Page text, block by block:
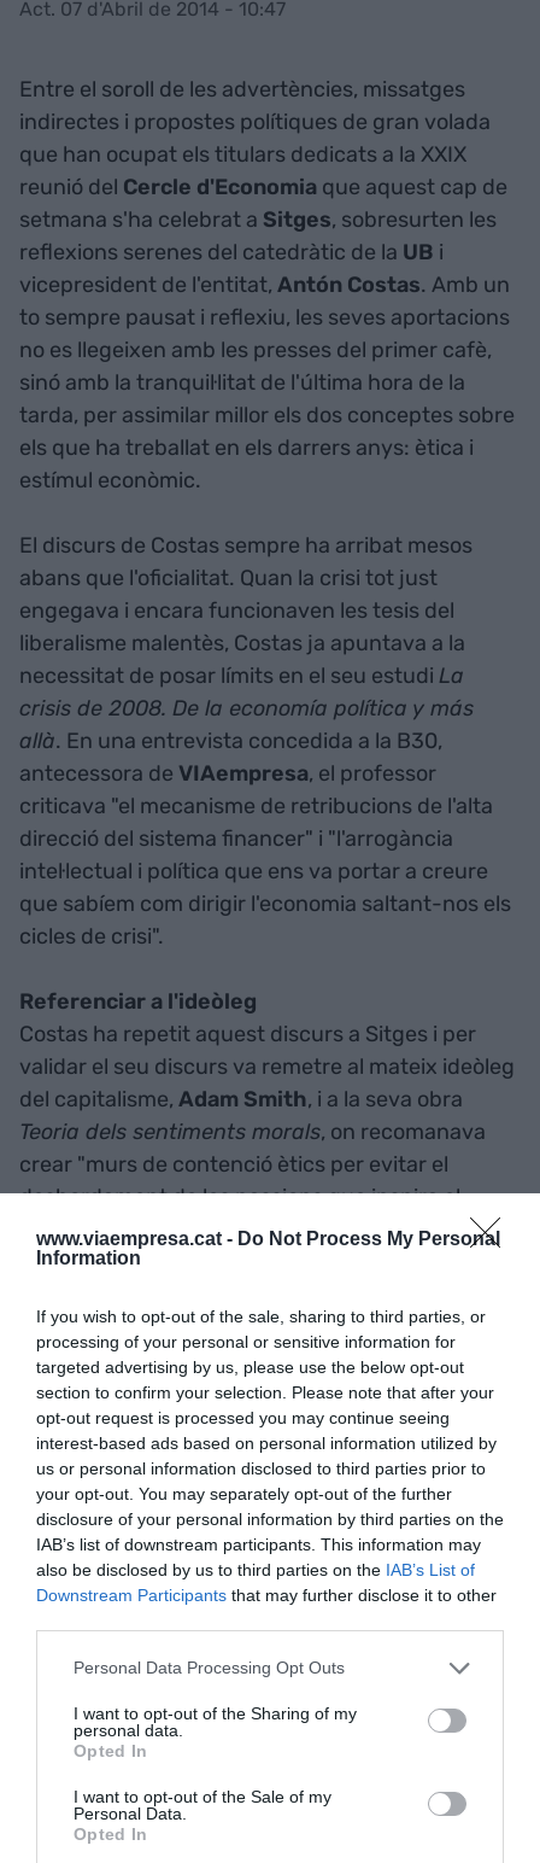
www.viaempresa.cat - Do Not Process My Personal
Information
If you wish to opt-out of the sale, sharing to third parties, or
processing of your personal or sensitive information for
targeted advertising by us, please use the below opt-out
section to confirm your selection. Please note that after your
opt-out request is processed you may continue seeing
interest-based ads based on personal information utilized by
us or personal information disclosed to third parties prior to
your opt-out. You may separately opt-out of the further
disclosure of your personal information by third parties on the
IAB’s list of downstream participants. This information may
also be disclosed by us to third parties on the IAB’s List of
Downstream Participants that may further disclose it to other
Personal Data Processing Opt Outs
I want to opt-out of the Sharing of my
personal data.
Opted In
I want to opt-out of the Sale of my
Personal Data.
Opted In
Act. 07 d'Abril de 2014 - 10:47
Entre el soroll de les advertències, missatges
indirectes i propostes polítiques de gran volada
que han ocupat els titulars dedicats a la XXIX
reunió del Cercle d'Economia que aquest cap de
setmana s'ha celebrat a Sitges, sobresurten les
reflexions serenes del catedràtic de la UB i
vicepresident de l'entitat, Antón Costas. Amb un
to sempre pausat i reflexiu, les seves aportacions
no es llegeixen amb les presses del primer cafè,
sinó amb la tranquil·litat de l'última hora de la
tarda, per assimilar millor els dos conceptes sobre
els que ha treballat en els darrers anys: ètica i
estímul econòmic.
El discurs de Costas sempre ha arribat mesos
abans que l'oficialitat. Quan la crisi tot just
engegava i encara funcionaven les tesis del
liberalisme malentès, Costas ja apuntava a la
necessitat de posar límits en el seu estudi La
crisis de 2008. De la economía política y más
allà. En una entrevista concedida a la B30,
antecessora de VIAempresa, el professor
criticava "el mecanisme de retribucions de l'alta
direcció del sistema financer" i "l'arrogància
intel·lectual i política que ens va portar a creure
que sabíem com dirigir l'economia saltant-nos els
cicles de crisi".
Referenciar a l'ideòleg
Costas ha repetit aquest discurs a Sitges i per
validar el seu discurs va remetre al mateix ideòleg
del capitalisme, Adam Smith, i a la seva obra
Teoria dels sentiments morals, on recomanava
crear "murs de contenció ètics per evitar el
desbordament de les passions que inspira el
capitalisme". A fi de comptes, pensar en el bé
comú a l'hora de prendre decisions d'interès
El professor també va ser dels primers en aixecar
la veu contra el dogmatisme de les retallades. Ja
a principis de 2012, en una conferència aCecot
Costas va criticar als governs europeus per
"esforçar-se per a que tot sigui susceptible
d'empitjorar" i va mostrar-se sorprès per la seva
"preocupació per reduir la despesa sense mirar la
generació d'activitat".
Antón Costas és avui un professor respectat, en
part per les ensenyances rebudes durant la seva
etapa formativa. Estudiant universitari a la seva
Industrial a l'any 1972, va arribar a Barcelona per
passar-se a Econòmiques. En la seva tesi, sobre el